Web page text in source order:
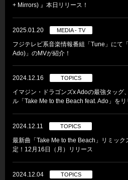
+ Mirrors) 』本日リリース！
2025.01.20 MEDIA - TV
フジテレビ系音楽情報番組「Tune」にて
Ado)」のMVが紹介！
2024.12.16 TOPICS
イマジン・ドラゴンズx Adoの最強タッグ
ル「Take Me to the Beach feat. Ado」をリ
2024.12.11 TOPICS
最新曲「Take Me to the Beach」リミック
定！12月16日（月）リリース
2024.12.04 TOPICS